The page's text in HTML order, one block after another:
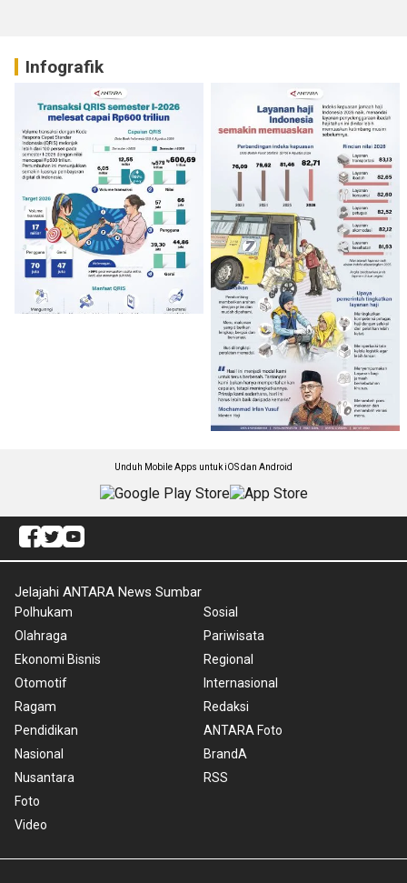
Infografik
Unduh Mobile Apps untuk iOS dan Android
Jelajahi ANTARA News Sumbar
Polhukam
Olahraga
Ekonomi Bisnis
Otomotif
Ragam
Pendidikan
Nasional
Nusantara
Foto
Video
Sosial
Pariwisata
Regional
Internasional
Redaksi
ANTARA Foto
BrandA
RSS